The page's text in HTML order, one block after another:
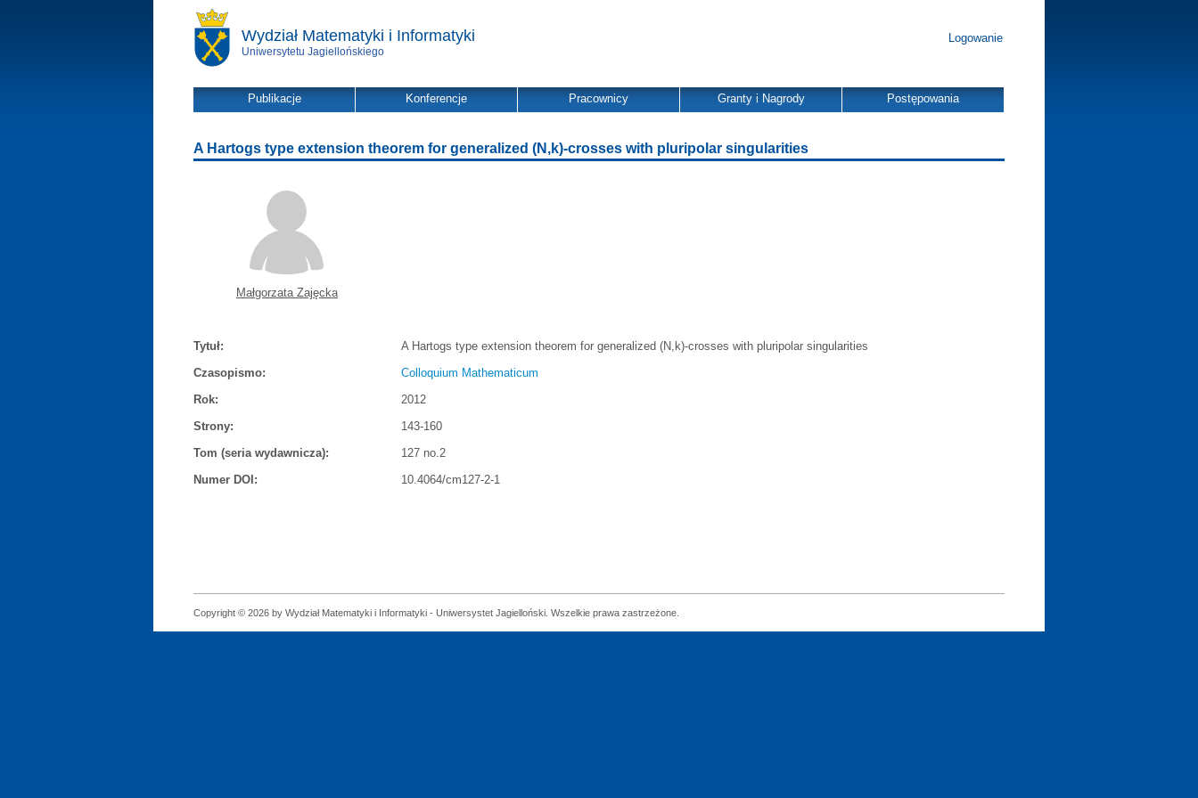
Wydział Matematyki i Informatyki
Uniwersytetu Jagiellońskiego
Logowanie
Publikacje Konferencje Pracownicy Granty i Nagrody Postępowania
A Hartogs type extension theorem for generalized (N,k)-crosses with pluripolar singularities
Małgorzata Zajęcka
Tytuł:
A Hartogs type extension theorem for generalized (N,k)-crosses with pluripolar singularities
Czasopismo:
Colloquium Mathematicum
Rok:
2012
Strony:
143-160
Tom (seria wydawnicza):
127 no.2
Numer DOI:
10.4064/cm127-2-1
Copyright © 2026 by Wydział Matematyki i Informatyki - Uniwersystet Jagielloński. Wszelkie prawa zastrzeżone.